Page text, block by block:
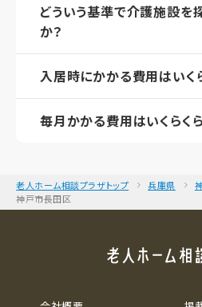
どういう基準で介護施設を
か？
入居時にかかる費用はいく
毎月かかる費用はいくらく
老人ホーム相談プラザトップ 兵庫県
神戸市長田区